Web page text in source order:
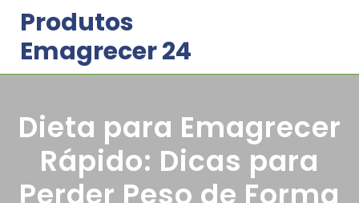
content
Produtos
Emagrecer 24
Dieta para Emagrecer
Rápido: Dicas para
Perder Peso de Forma